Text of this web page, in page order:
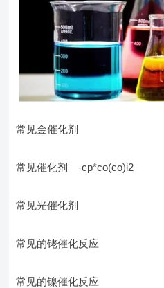
常见金催化剂
常见催化剂—-cp*co(co)i2
常见光催化剂
常见的铑催化反应
常见的镍催化反应